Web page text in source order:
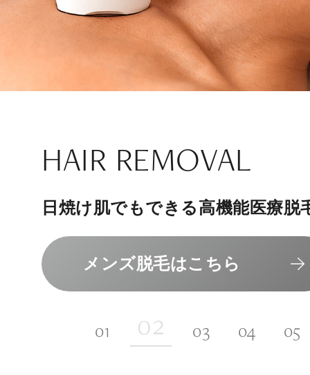
上質な美容医療サービスを提供し
人気メニューはこちら
HAIR REMOVAL
日焼け肌でもできる高機能医療脱
メンズ脱毛はこちら
組めるスキンケアトライアル
スキンケアトライアルはこ
PHILOSOPHY
“男性”特化の美容
コンセプトはこちら
内側から若々しく健康な身体へ
エクソソーム療法はこちら
NAD+点滴はこちら
INVITATION
メンバーシップを、最高のギフト
メンバーシップのご案内